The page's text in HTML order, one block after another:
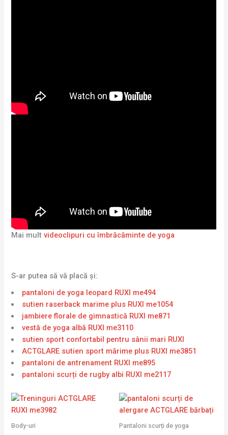
Mai multvideoclipuri cu îmbrăcăminte de yoga
S-ar putea să vă placă și:
pantaloni de yoga leopard RUXI me494
sutien raserback marime plus RUXI me1054
jambiere florale de gimnastică RUXI me871
vestă de yoga albă RUXI me3110
sutien sport confortabil pentru sânii mari RUXI
ACTGLARE sutien sport mărime plus RUXI me3851
pantaloni de antrenament RUXI me895
pantaloni scurți de rugby albi RUXI me2117
Body-uri Pantaloni scurți de yoga